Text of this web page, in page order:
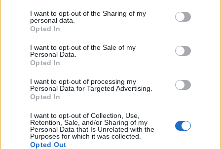
I want to opt-out of the Sharing of my
personal data.
Opted In
I want to opt-out of the Sale of my
Personal Data.
Opted In
I want to opt-out of processing my
Personal Data for Targeted Advertising.
Opted In
I want to opt-out of Collection, Use,
Retention, Sale, and/or Sharing of my
Personal Data that Is Unrelated with the
Purposes for which it was collected.
Opted Out
SPETTACOLI
SCIENZA E TECH
Libero ShoppingContattiPubblicitàCookie policy